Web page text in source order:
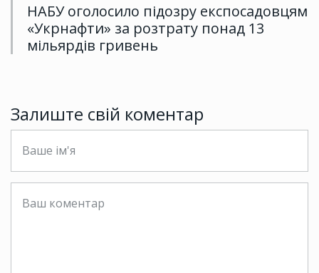
НАБУ оголосило підозру експосадовцям
«Укрнафти» за розтрату понад 13
мільярдів гривень
Залиште свій коментар